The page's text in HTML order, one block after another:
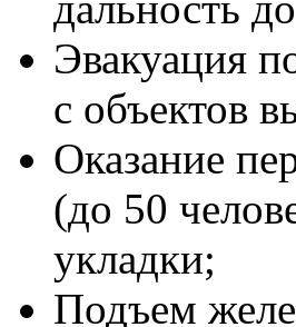
Эвакуация
с объектов
Оказание
(до 50
укладки;
Подъем